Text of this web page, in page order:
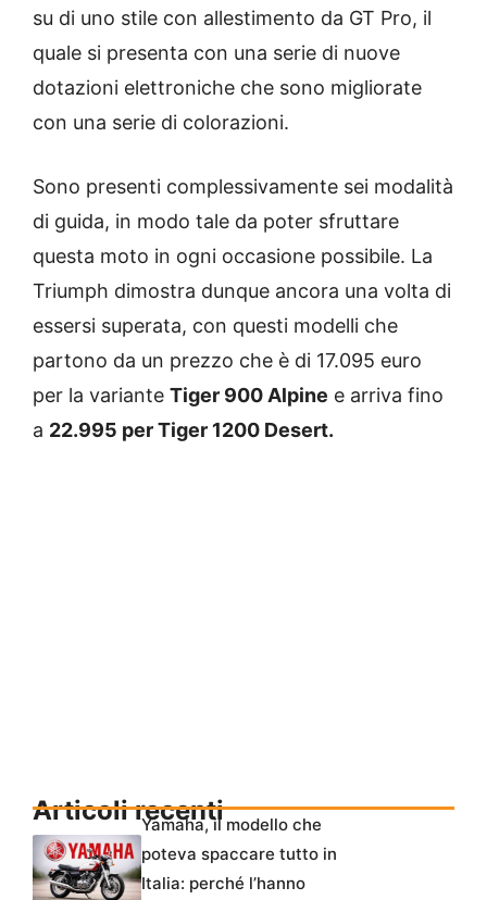
su di uno stile con allestimento da GT Pro, il
quale si presenta con una serie di nuove
dotazioni elettroniche che sono migliorate
con una serie di colorazioni.
Sono presenti complessivamente sei modalità
di guida, in modo tale da poter sfruttare
questa moto in ogni occasione possibile. La
Triumph dimostra dunque ancora una volta di
essersi superata, con questi modelli che
partono da un prezzo che è di 17.095 euro
per la variante Tiger 900 Alpine e arriva fino
a 22.995 per Tiger 1200 Desert.
Articoli recentiYamaha, il modello che
poteva spaccare tutto in
Italia: perché l’hanno